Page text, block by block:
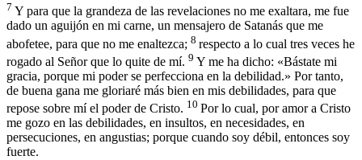
7 Y para que la grandeza de las revelaciones no me exaltara, me fue
dado un aguijón en mi carne, un mensajero de Satanás que me
abofetee, para que no me enaltezca; 8 respecto a lo cual tres veces he
rogado al Señor que lo quite de mí. 9 Y me ha dicho: «Bástate mi
gracia, porque mi poder se perfecciona en la debilidad.» Por tanto,
de buena gana me gloriaré más bien en mis debilidades, para que
repose sobre mí el poder de Cristo. 10 Por lo cual, por amor a Cristo
me gozo en las debilidades, en insultos, en necesidades, en
persecuciones, en angustias; porque cuando soy débil, entonces soy
fuerte.